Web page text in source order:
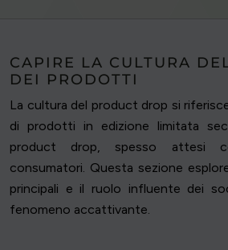
CAPIRE LA CULTURA
DEI PRODOTTI
La cultura del product drop si
di prodotti in edizione limitata
product drop, spesso attesi
consumatori. Questa sezione
principali e il ruolo influente dei
fenomeno accattivante.